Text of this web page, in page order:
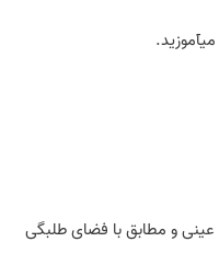
عینی و مطابق با فضای طلبگی